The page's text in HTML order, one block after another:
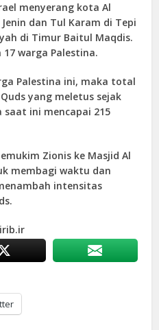
menyerang kota Al
dan Tul Karam di Tepi
di Timur Baitul Maqdis.
warga Palestina.
Palestina ini, maka total
yang meletus sejak
saat ini mencapai 215
Zionis ke Masjid Al
membagi waktu dan
intensitas